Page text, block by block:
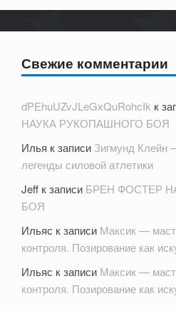
Свежие комментарии
dPEhuUZvJLeGxQuRohcIk к
НАУКА РУКОПАШНОГО БОЯ
Илья к записи Зигмунд Клейн
легенды силовой атлетики
Jeff к записи БРЕН ФОСТЕР
БОЯ
Ильяс к записи Максик —
контроля. Позирование как
Ильяс к записи Максик —
контроля. Позирование как